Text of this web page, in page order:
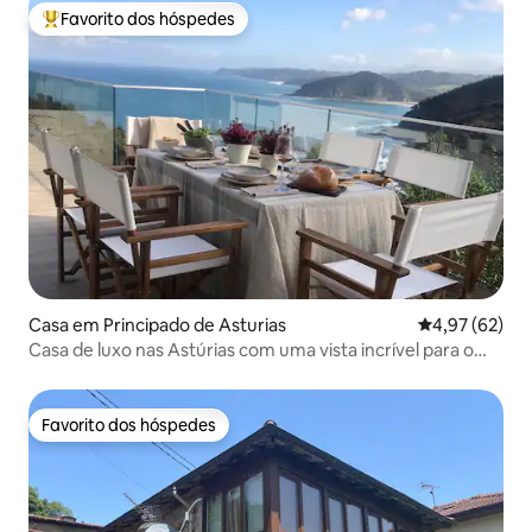
Favoritos dos hóspedes mais apreciados
Favorito dos hóspedes
Casa em Principado de Asturias Classificação
4,97 (62)
Casa de luxo nas Astúrias com uma vista incrível para o
Favorito dos hóspedes
Favorito dos hóspedes